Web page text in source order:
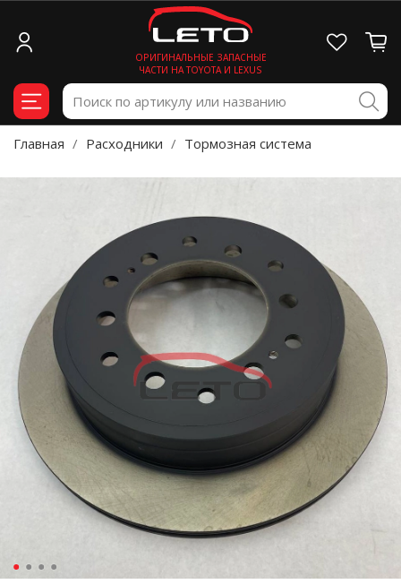
ОРИГИНАЛЬНЫЕ ЗАПАСНЫЕ
ЧАСТИ НА TOYOTA И LEXUS
Главная Расходники Тормозная система